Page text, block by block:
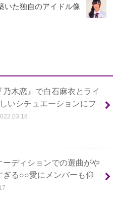
いた独自のアイドル像
乃木恋』で白石麻衣とライ
いシチュエーションにフ
ーディションでの選曲がや
ぎる○○愛にメンバーも仰